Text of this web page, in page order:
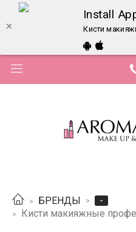
Install
Кисти
БРЕНДЫ
-
Кисти макияжные